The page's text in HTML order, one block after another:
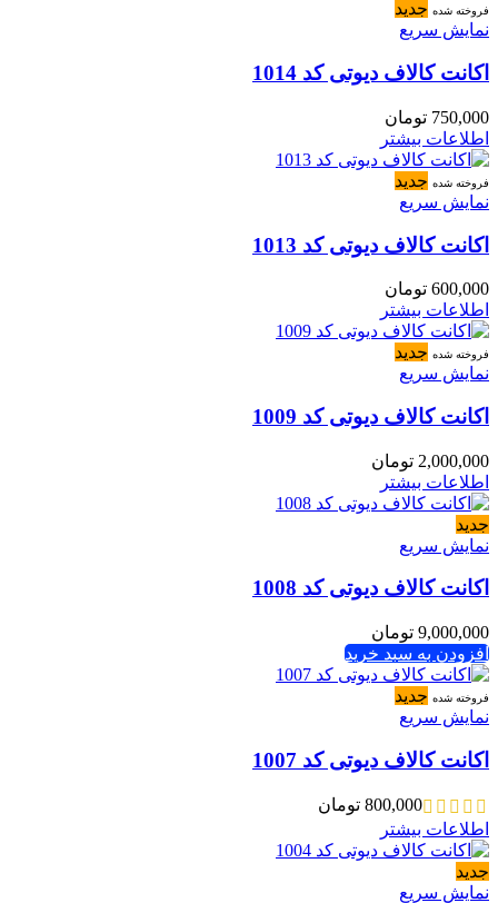
فروخته شده جدید
نمایش سریع
اکانت کالاف دیوتی کد 1014
750,000 تومان
اطلاعات بیشتر
فروخته شده جدید
نمایش سریع
اکانت کالاف دیوتی کد 1013
600,000 تومان
اطلاعات بیشتر
فروخته شده جدید
نمایش سریع
اکانت کالاف دیوتی کد 1009
2,000,000 تومان
اطلاعات بیشتر
جدید
نمایش سریع
اکانت کالاف دیوتی کد 1008
9,000,000 تومان
افزودن به سبد خرید
فروخته شده جدید
نمایش سریع
اکانت کالاف دیوتی کد 1007
800,000 تومان
اطلاعات بیشتر
جدید
نمایش سریع